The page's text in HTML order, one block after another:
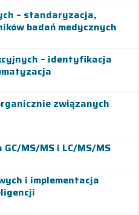
– standaryzacja,
badań medycznych
– identyfikacja
związanych
MS/MS i LC/MS/MS
i implementacja